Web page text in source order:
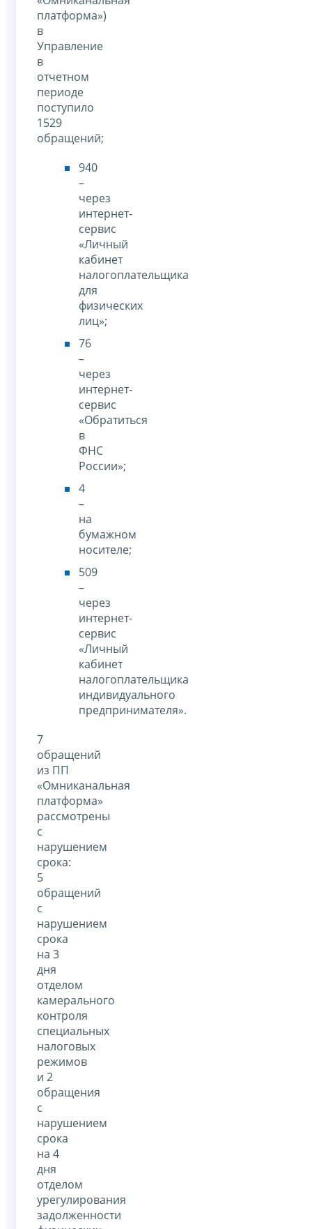
платформа»)
в
Управление
в
отчетном
периоде
поступило
1529
обращений;
940
–
через
интернет-
сервис
«Личный
кабинет
налогоплательщика
для
физических
лиц»;
76
–
через
интернет-
сервис
«Обратиться
в
ФНС
России»;
4
–
на
бумажном
носителе;
509
–
через
интернет-
сервис
«Личный
кабинет
налогоплательщика
индивидуального
предпринимателя».
7
обращений
из ПП
«Омниканальная
платформа»
рассмотрены
с
нарушением
срока:
5
обращений
с
нарушением
срока
на 3
дня
отделом
камерального
контроля
специальных
налоговых
режимов
и 2
обращения
с
нарушением
срока
на 4
дня
отделом
урегулирования
задолженности